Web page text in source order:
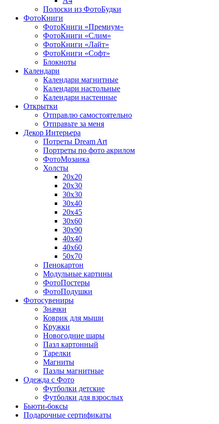
Полоски из ФотоБудки
ФотоКниги
ФотоКниги «Премиум»
ФотоКниги «Слим»
ФотоКниги «Лайт»
ФотоКниги «Софт»
Блокноты
Календари
Календари магнитные
Календари настольные
Календари настенные
Открытки
Отправлю самостоятельно
Отправьте за меня
Декор Интерьера
Потреты Dream Art
Портреты по фото акрилом
ФотоМозаика
Холсты
20х20
20х30
30х30
30х40
20х45
30х60
30х90
40х40
40х60
50х70
Пенокартон
Модульные картины
ФотоПостеры
ФотоПодушки
Фотоcувениры
Значки
Коврик для мыши
Кружки
Новогодние шары
Пазл картонный
Тарелки
Магниты
Пазлы магнитные
Одежда с Фото
Футболки детские
Футболки для взрослых
Бьюти-боксы
Подарочные сертификаты